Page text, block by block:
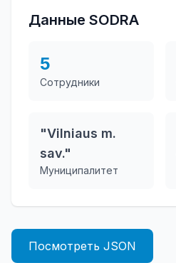
Данные SODRA
5
Сотрудники
"Vilniaus m.
sav."
Муниципалитет
Посмотреть JSON